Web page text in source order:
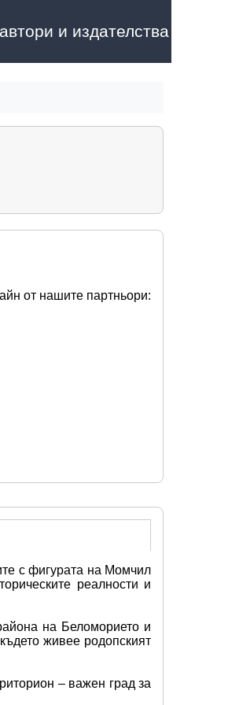
и издателства
от нашите партньори:
с фигурата на Момчил
реалности и
на Беломорието и
живее родопският
– важен град за